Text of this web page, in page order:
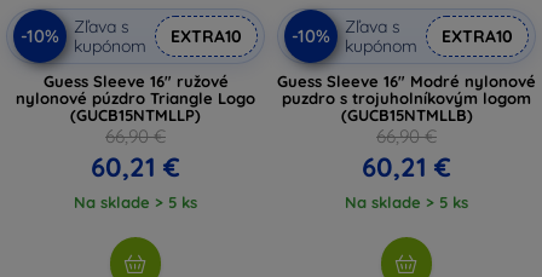
-10%
Zľava s
kupónom
EXTRA10
Guess Sleeve 16" ružové
nylonové púzdro Triangle Logo
(GUCB15NTMLLP)
66,90 €
60,21 €
Na sklade > 5 ks
-10%
Zľava s
kupónom
EXTRA10
Guess Sleeve 16" Modré nylonové
puzdro s trojuholníkovým logom
(GUCB15NTMLLB)
66,90 €
60,21 €
Na sklade > 5 ks